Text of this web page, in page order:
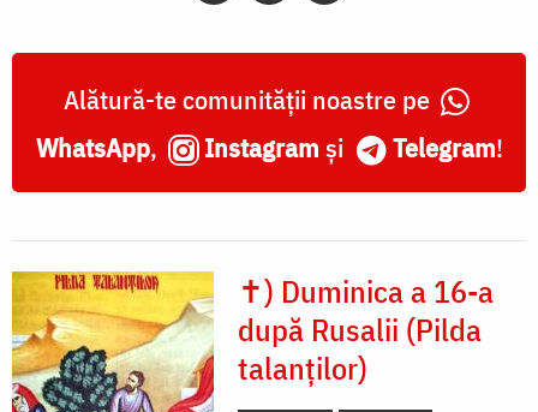
Alătură-te comunității noastre pe
WhatsApp, Instagram și Telegram!
✝) Duminica a 16-a
după Rusalii (Pilda
talanţilor)